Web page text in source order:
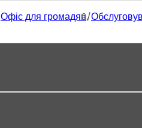
Офіс для громадян